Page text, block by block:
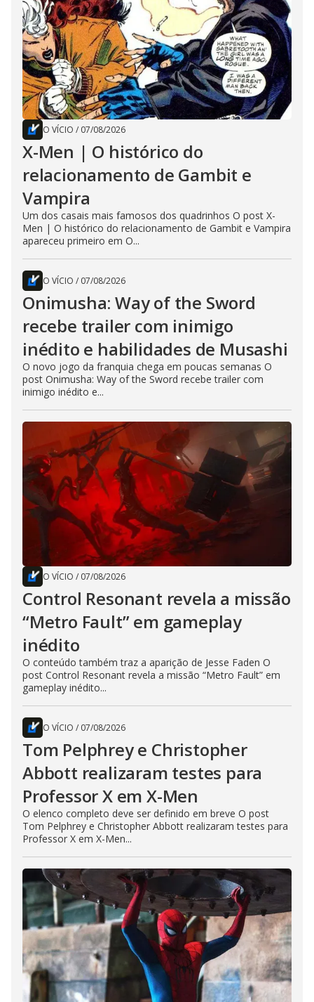
O VÍCIO / 07/08/2026
X-Men | O histórico do
relacionamento de Gambit e
Vampira
Um dos casais mais famosos dos quadrinhos O post X-
Men | O histórico do relacionamento de Gambit e Vampira
apareceu primeiro em O...
O VÍCIO / 07/08/2026
Onimusha: Way of the Sword
recebe trailer com inimigo
inédito e habilidades de Musashi
O novo jogo da franquia chega em poucas semanas O
post Onimusha: Way of the Sword recebe trailer com
inimigo inédito e...
O VÍCIO / 07/08/2026
Control Resonant revela a missão
“Metro Fault” em gameplay
inédito
O conteúdo também traz a aparição de Jesse Faden O
post Control Resonant revela a missão “Metro Fault” em
gameplay inédito...
O VÍCIO / 07/08/2026
Tom Pelphrey e Christopher
Abbott realizaram testes para
Professor X em X-Men
O elenco completo deve ser definido em breve O post
Tom Pelphrey e Christopher Abbott realizaram testes para
Professor X em X-Men...